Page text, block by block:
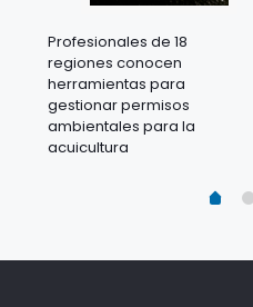
Profesionales de 18
regiones conocen
herramientas para
gestionar permisos
ambientales para la
acuicultura